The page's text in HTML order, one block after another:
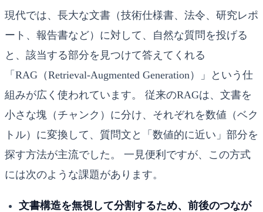
現代では、長大な文書（技術仕様書、法令、研究レポ
ート、報告書など）に対して、自然な質問を投げる
と、該当する部分を見つけて答えてくれる
「RAG（Retrieval-Augmented Generation）」という仕
組みが広く使われています。 従来のRAGは、文書を
小さな塊（チャンク）に分け、それぞれを数値（ベク
トル）に変換して、質問文と「数値的に近い」部分を
探す方法が主流でした。 一見便利ですが、この方式
には次のような課題があります。
文書構造を無視して分割するため、前後のつなが